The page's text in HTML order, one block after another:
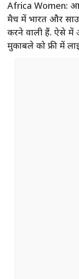
Africa Women:
मैच में भारत और
करने वाली हैं. ऐसे
मुकाबले को फ्री में